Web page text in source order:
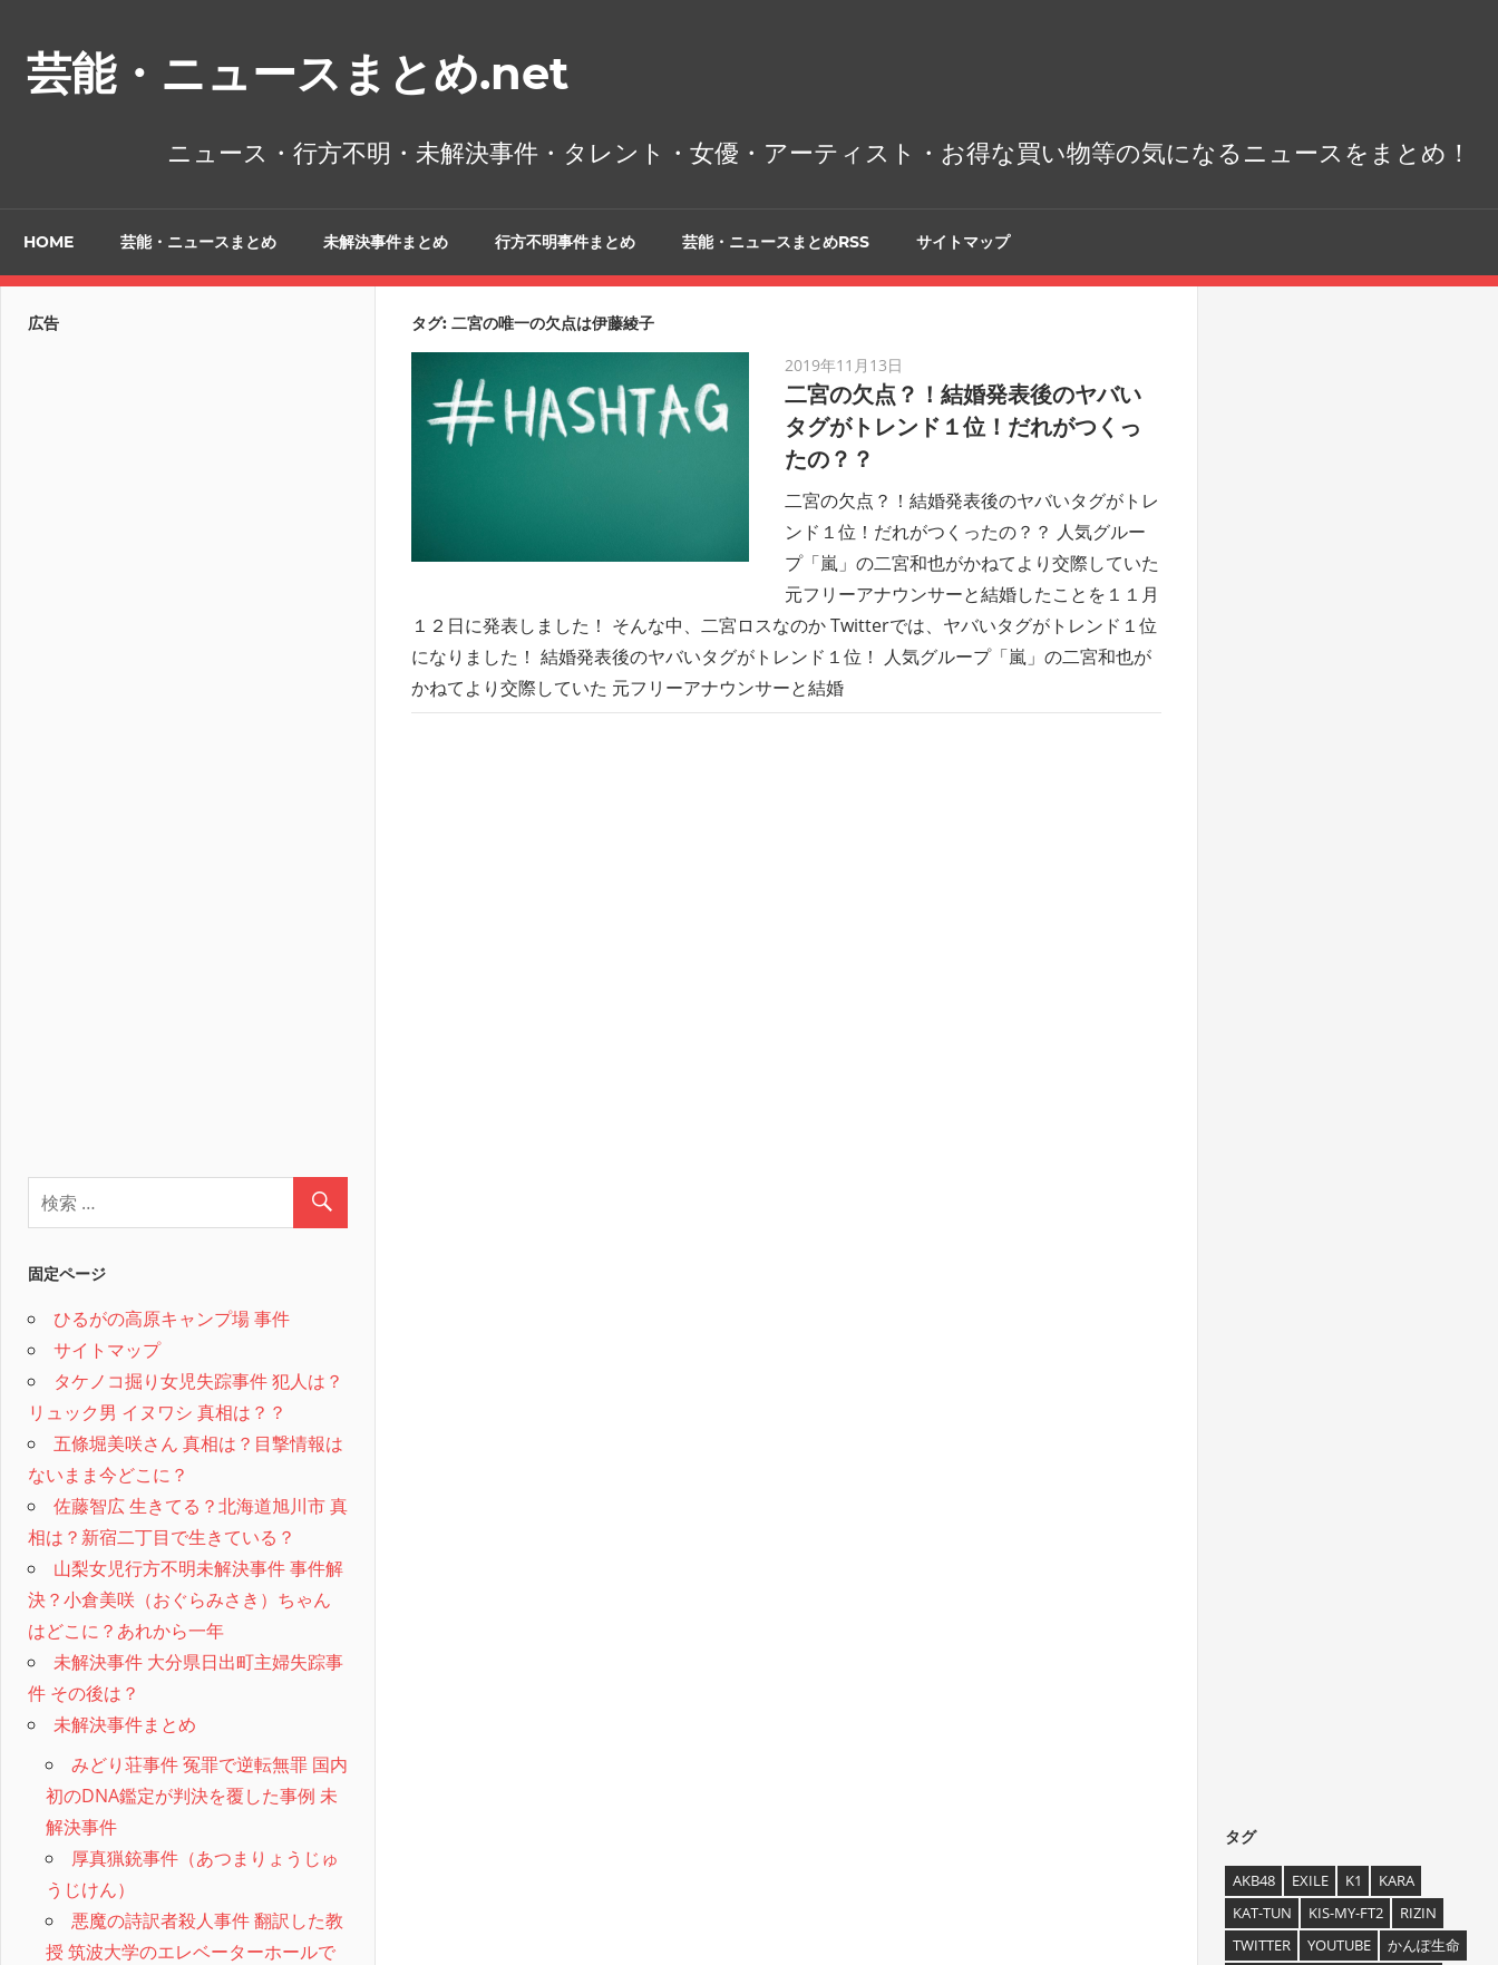
芸能・ニュースまとめ.net
ニュース・行方不明・未解決事件・タレント・女優・アーティスト・お得な買い物等の気になるニュースをまとめ！
HOME 芸能・ニュースまとめ 未解決事件まとめ 行方不明事件まとめ 芸能・ニュースまとめRSS サイトマップ
タグ: 二宮の唯一の欠点は伊藤綾子
2019年11月13日
二宮の欠点？！結婚発表後のヤバい
タグがトレンド１位！だれがつくっ
たの？？
二宮の欠点？！結婚発表後のヤバいタグがトレ
ンド１位！だれがつくったの？？ 人気グルー
プ「嵐」の二宮和也がかねてより交際していた
元フリーアナウンサーと結婚したことを１１月
１２日に発表しました！ そんな中、二宮ロスなのか Twitterでは、ヤバいタグがトレンド１位
になりました！ 結婚発表後のヤバいタグがトレンド１位！ 人気グループ「嵐」の二宮和也が
かねてより交際していた 元フリーアナウンサーと結婚
広告
固定ページ
ひるがの高原キャンプ場 事件
サイトマップ
タケノコ掘り女児失踪事件 犯人は？
リュック男 イヌワシ 真相は？？
五條堀美咲さん 真相は？目撃情報は
ないまま今どこに？
佐藤智広 生きてる？北海道旭川市 真
相は？新宿二丁目で生きている？
山梨女児行方不明未解決事件 事件解
決？小倉美咲（おぐらみさき）ちゃん
はどこに？あれから一年
未解決事件 大分県日出町主婦失踪事
件 その後は？
未解決事件まとめ
みどり荘事件 冤罪で逆転無罪 国内
初のDNA鑑定が判決を覆した事例 未
解決事件
厚真猟銃事件（あつまりょうじゅ
うじけん）
悪魔の詩訳者殺人事件 翻訳した教
授 筑波大学のエレベーターホールで
タグ
AKB48 EXILE K1
KARA
KAT-TUN
KIS-MY-FT2
RIZIN
TWITTER
YOUTUBE
かんぽ生命